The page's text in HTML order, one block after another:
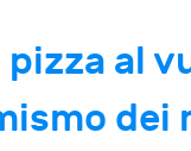
pizza al
dei